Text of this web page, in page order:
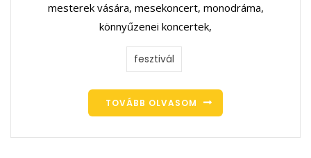
mesterek vására, mesekoncert, monodráma,
könnyűzenei koncertek,
fesztivál
TOVÁBB OLVASOM